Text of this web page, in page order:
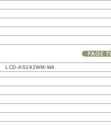
LCD-AS192WM-W4